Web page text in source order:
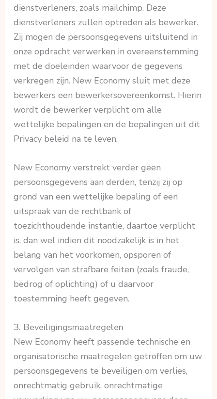
dienstverleners, zoals mailchimp. Deze
dienstverleners zullen optreden als bewerker.
Zij mogen de persoonsgegevens uitsluitend in
onze opdracht verwerken in overeenstemming
met de doeleinden waarvoor de gegevens
verkregen zijn. New Economy sluit met deze
bewerkers een bewerkersovereenkomst. Hierin
wordt de bewerker verplicht om alle
wettelijke bepalingen en de bepalingen uit dit
Privacy beleid na te leven.
New Economy verstrekt verder geen
persoonsgegevens aan derden, tenzij zij op
grond van een wettelijke bepaling of een
uitspraak van de rechtbank of
toezichthoudende instantie, daartoe verplicht
is, dan wel indien dit noodzakelijk is in het
belang van het voorkomen, opsporen of
vervolgen van strafbare feiten (zoals fraude,
bedrog of oplichting) of u daarvoor
toestemming heeft gegeven.
3. Beveiligingsmaatregelen
New Economy heeft passende technische en
organisatorische maatregelen getroffen om uw
persoonsgegevens te beveiligen om verlies,
onrechtmatig gebruik, onrechtmatige